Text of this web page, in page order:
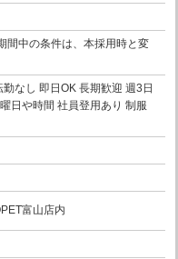
中の条件は、本採用時と変
なし 即日OK 長期歓迎 週3日
日や時間 社員登用あり 制服
富山店内